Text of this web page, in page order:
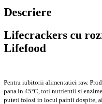
Descriere
Lifecrackers cu
Pentru iubitorii alimentatiei raw.
pana in 45°C, toti nutrientii si
puteti folosi in locul painii dospite,